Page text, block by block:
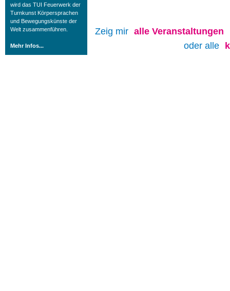
wird das TUI Feuerwerk der
Turnkunst Körpersprachen
und Bewegungskünste der
Welt zusammenführen.
Mehr Infos...
Zeig mir alle Veranstaltungen
oder alle